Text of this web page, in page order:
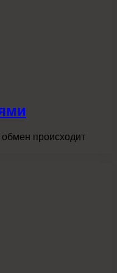
происходит